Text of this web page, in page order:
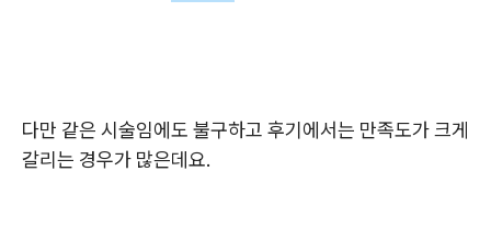
다만 같은 시술임에도 불구하고 후기에서는 만족도가 크게
갈리는 경우가 많은데요.